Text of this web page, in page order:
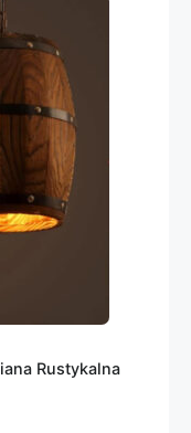
Rustykalna